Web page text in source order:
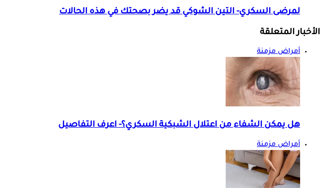
لمرضى السكري- التين الشوكي قد يضر بصحتك في هذه الحالات
الأخبار المتعلقة
أمراض مزمنة
هل يمكن الشفاء من اعتلال الشبكية السكري؟- اعرف التفاصيل
أمراض مزمنة